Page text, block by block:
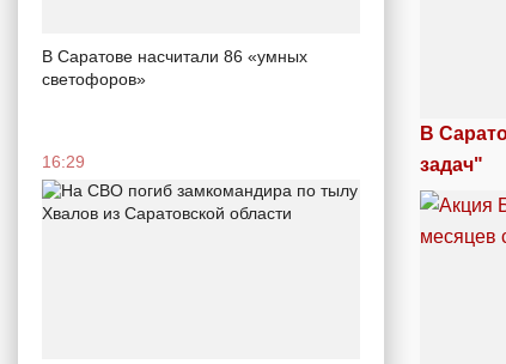
В Саратове насчитали 86 «умных
светофоров»
16:29
В
задач"